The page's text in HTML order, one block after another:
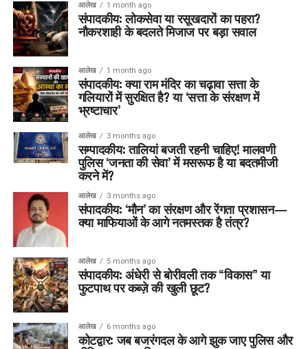
आलेख 1 month ago
संपादकीय: लोकसेवा या रसूखदारों का पहरा?
नौकरशाही के बदलते मिजाज पर बड़ा सवाल
आलेख 1 month ago
संपादकीय: क्या राम मंदिर का चढ़ावा सत्ता के
गलियारों में सुरक्षित है? या ‘सत्ता के संरक्षण में
भ्रष्टाचार’
आलेख 3 months ago
सम्पादकीय: तालियां बजती रहनी चाहिए! मालवणी
पुलिस ‘जनता की सेवा’ में मसरूफ है या बदतमीजी
करने में?
आलेख 3 months ago
संपादकीय: ‘मौन’ का संरक्षण और रेंगता प्रशासन—
क्या माफियाओं के आगे नतमस्तक है तंत्र?
आलेख 5 months ago
संपादकीय: अंधेरी से बोरीवली तक “विकास” या
फुटपाथ पर कब्ज़े की खुली छूट?
आलेख 6 months ago
कोटद्वार: जब बजरंगदल के आगे झुक जाए पुलिस और